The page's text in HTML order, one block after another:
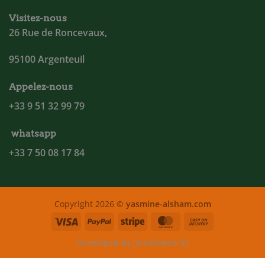
Visitez-nous
26 Rue de Roncevaux,
95100 Argenteuil
Appelez-nous
+33 9 51 32 99 79
whatsapp
+33 7 50 08 17 84
Copyright 2026 © yasmine-alsham.com
Visa
PayPal Stripe MasterCard
Developed By (intodoweb.fr)